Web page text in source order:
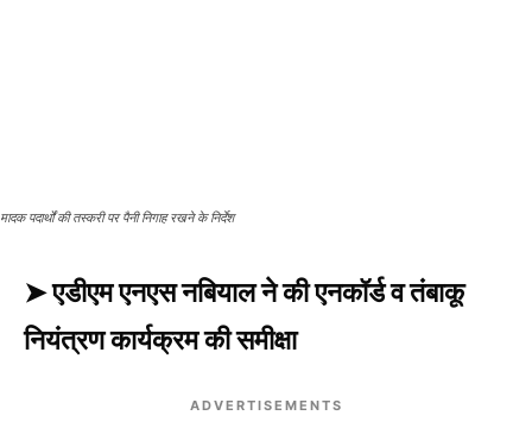
मादक पदार्थों की तस्करी पर पैनी निगाह रखने के निर्देश
➤ एडीएम ​एनएस नबियाल ने की एनकॉर्ड व तंबाकू
नियंत्रण कार्यक्रम की समीक्षा
ADVERTISEMENTS